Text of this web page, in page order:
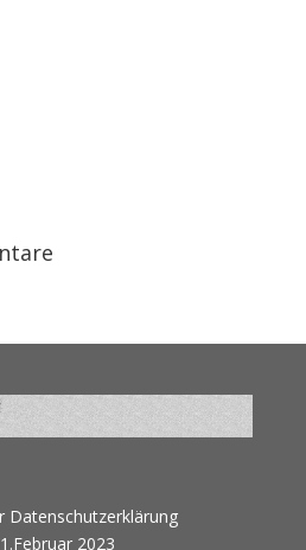
Datenschutzerklärung
2023